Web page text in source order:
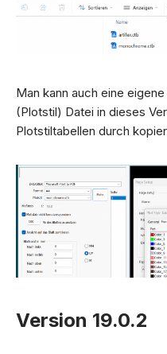
Man kann auch eine
(Plotstil) Datei in dieses
Plotstiltabellen durch
Version 19.0.2